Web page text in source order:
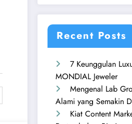
Recent Posts
7 Keunggulan
MONDIAL Jeweler
Mengenal Lab
Alami yang Semakin
Kiat Content